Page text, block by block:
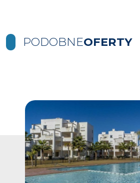
PODOBNEOFERTY
Dodaj do ulubionych